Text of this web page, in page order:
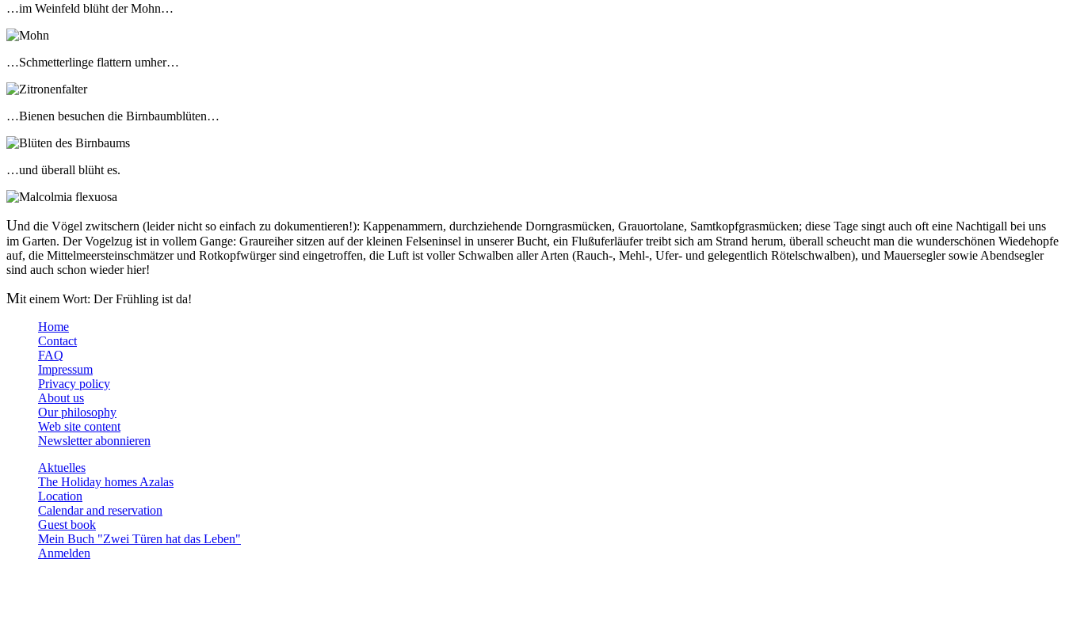
…im Weinfeld blüht der Mohn…
…Schmetterlinge flattern umher…
…Bienen besuchen die Birnbaumblüten…
…und überall blüht es.
Und die Vögel zwitschern (leider nicht so einfach zu dokumentieren!): Kappenammern, durchziehende Dorngrasmücken, Grauortolane, Samtkopfgrasmücken; diese Tage singt auch oft eine Nachtigall bei uns
im Garten. Der Vogelzug ist in vollem Gange: Graureiher sitzen auf der kleinen Felseninsel in unserer Bucht, ein Flußuferläufer treibt sich am Strand herum, überall scheucht man die wunderschönen Wiedehopfe
auf, die Mittelmeersteinschmätzer und Rotkopfwürger sind eingetroffen, die Luft ist voller Schwalben aller Arten (Rauch-, Mehl-, Ufer- und gelegentlich Rötelschwalben), und Mauersegler sowie Abendsegler
sind auch schon wieder hier!
Mit einem Wort: Der Frühling ist da!
Home
Contact
FAQ
Impressum
Privacy policy
About us
Our philosophy
Web site content
Newsletter abonnieren
Aktuelles
The Holiday homes Azalas
Location
Calendar and reservation
Guest book
Mein Buch "Zwei Türen hat das Leben"
Anmelden